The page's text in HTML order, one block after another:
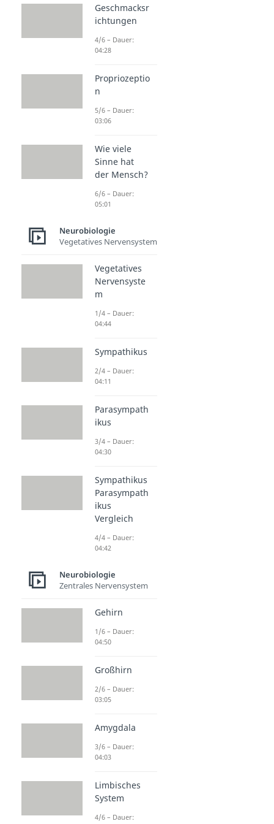
Geschmacksr
ichtungen
4/6 – Dauer:
04:28
Propriozeptio
n
5/6 – Dauer:
03:06
Wie viele
Sinne hat
der Mensch?
6/6 – Dauer:
05:01
Neurobiologie
Vegetatives Nervensystem
Vegetatives
Nervensyste
m
1/4 – Dauer:
04:44
Sympathikus
2/4 – Dauer:
04:11
Parasympath
ikus
3/4 – Dauer:
04:30
Sympathikus
Parasympath
ikus
Vergleich
4/4 – Dauer:
04:42
Neurobiologie
Zentrales Nervensystem
Gehirn
1/6 – Dauer:
04:50
Großhirn
2/6 – Dauer:
03:05
Amygdala
3/6 – Dauer:
04:03
Limbisches
System
4/6 – Dauer: